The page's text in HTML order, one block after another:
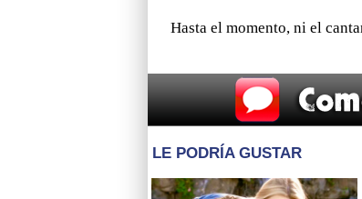
Hasta el momento, ni el